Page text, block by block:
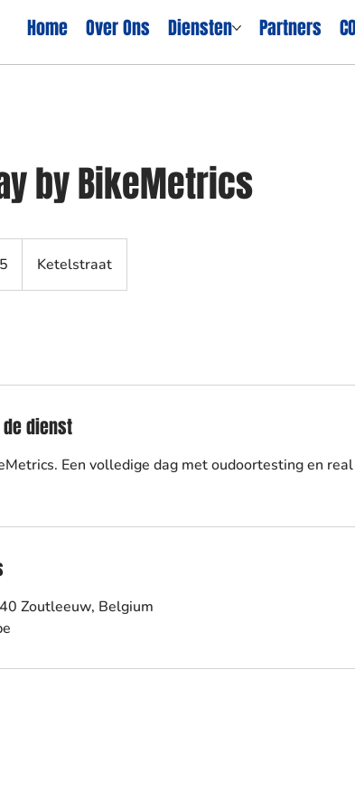
Home Over Ons Diensten Partners
by BikeMetrics
Ketelstraat
dienst
Een volledige dag met oudoortesting en
Zoutleeuw, Belgium